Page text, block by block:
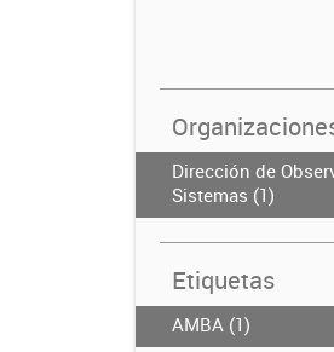
Dirección de
Sistemas (1)
Etiquetas
AMBA (1)